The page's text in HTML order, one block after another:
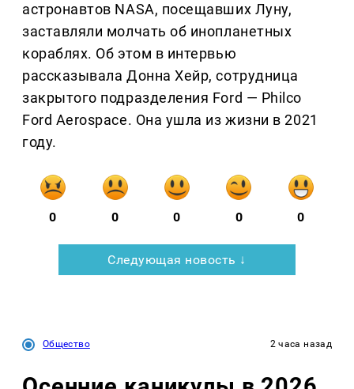
астронавтов NASA, посещавших Луну,
заставляли молчать об инопланетных
кораблях. Об этом в интервью
рассказывала Донна Хейр, сотрудница
закрытого подразделения Ford — Philco
Ford Aerospace. Она ушла из жизни в 2021
году.
0 0 0 0 0
Следующая новость ↓
Общество 2 часа назад